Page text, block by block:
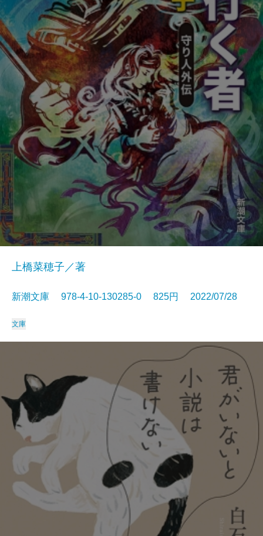
上橋菜穂子／著
新潮文庫 978-4-10-130285-0 825円 2022/07/28
文庫